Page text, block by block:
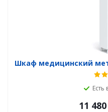
Шкаф медицинский
Есть
11 480